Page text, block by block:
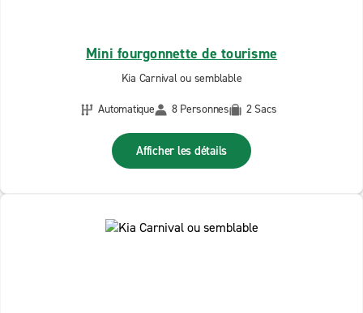
Mini fourgonnette de tourisme
Kia Carnival ou semblable
Automatique
8 Personnes 2 Sacs
Afficher les détails